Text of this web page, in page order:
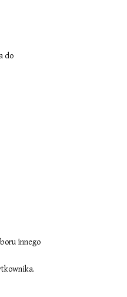
do
innego